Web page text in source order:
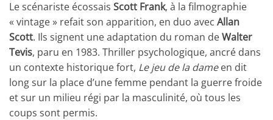
Le scénariste écossais Scott Frank, à la filmographie
« vintage » refait son apparition, en duo avec Allan
Scott. Ils signent une adaptation du roman deWalter
Tevis, paru en 1983. Thriller psychologique, ancré dans
un contexte historique fort, Le jeu de la dameen dit
long sur la place d’une femme pendant la guerre froide
et sur un milieu régi par la masculinité, où tous les
coups sont permis.